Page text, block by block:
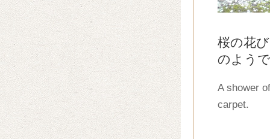
桜の花
のよう
A shower
carpet.